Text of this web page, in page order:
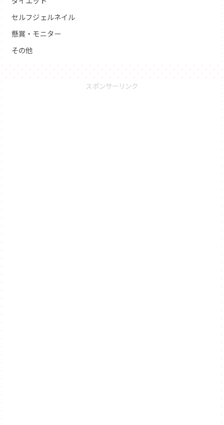
セルフジェルネイル
懸賞・モニター
その他
スポンサーリンク